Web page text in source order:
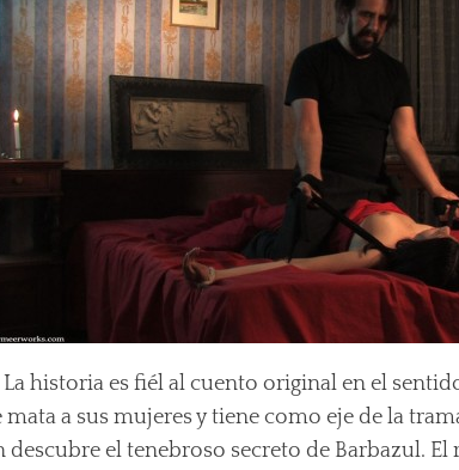
La historia es fiél al cuento original en el
a sus mujeres y tiene como eje de la
el tenebroso secreto de Barbazul.